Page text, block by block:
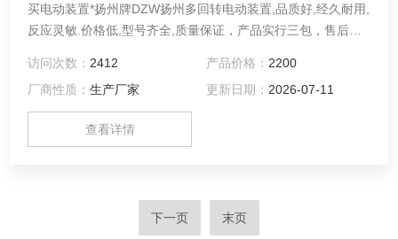
买电动装置*扬州牌DZW扬州多回转电动装置,品质好,经久耐用,
反应灵敏.价格低,型号齐全,质量保证，产品实行三包，售后服
访问次数： 2412 产品价格： 2200
厂商性质：生产厂家 更新日期： 2026-07-11
查看详情
下一页 末页